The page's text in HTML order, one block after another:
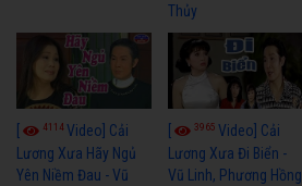
Thủy
4114Video] Cải
Lương Xưa Hãy Ngủ
Yên Niềm Đau - Vũ
3965Video] Cải
Lương Xưa Đi Biển -
Vũ Linh, Phương Hồng